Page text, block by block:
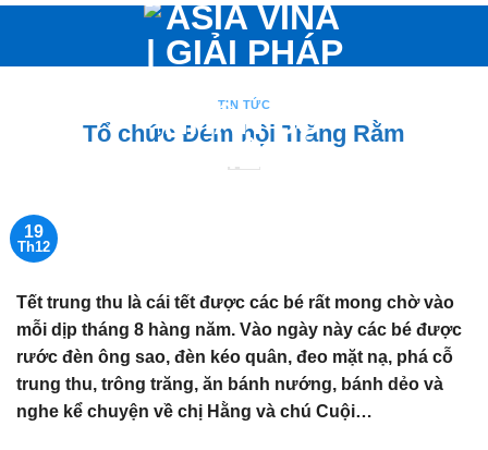
nội
TIN TỨC
Tổ chức Đêm hội Trăng Rằm
19
Th12
Tết trung thu là cái tết được các bé rất mong chờ vào
mỗi dịp tháng 8 hàng năm. Vào ngày này các bé được
rước đèn ông sao, đèn kéo quân, đeo mặt nạ, phá cỗ
trung thu, trông trăng, ăn bánh nướng, bánh dẻo và
nghe kể chuyện về chị Hằng và chú Cuội…